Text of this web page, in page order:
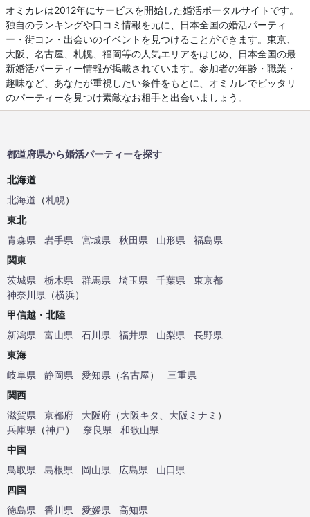
オミカレは2012年にサービスを開始した婚活ポータルサイトです。
独自のランキングや口コミ情報を元に、日本全国の婚活パーティ
ー・街コン・出会いのイベントを見つけることができます。東京、
大阪、名古屋、札幌、福岡等の人気エリアをはじめ、日本全国の最
新婚活パーティー情報が掲載されています。参加者の年齢・職業・
趣味など、あなたが重視したい条件をもとに、オミカレでピッタリ
のパーティーを見つけ素敵なお相手と出会いましょう。
都道府県から婚活パーティーを探す
北海道
北海道 （札幌）
東北
青森県
岩手県 宮城県 秋田県 山形県
福島県
関東
茨城県
栃木県 群馬県 埼玉県 千葉県
東京都
神奈川県 （横浜）
甲信越・北陸
新潟県
富山県 石川県 福井県 山梨県
長野県
東海
岐阜県
静岡県 愛知県 （名古屋）
三重県
関西
滋賀県
京都府 大阪府 （大阪キタ 大阪ミナミ ）
兵庫県 （神戸） 奈良県
和歌山県
中国
鳥取県
島根県 岡山県 広島県
山口県
四国
徳島県
香川県 愛媛県
高知県